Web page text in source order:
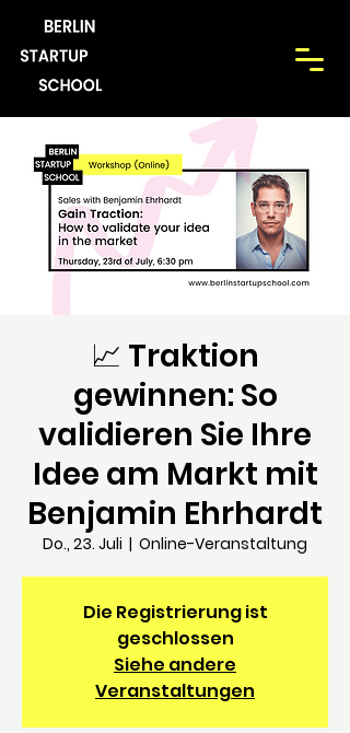
📈 Traktion
gewinnen: So
validieren Sie Ihre
Idee am Markt mit
Benjamin Ehrhardt
Do., 23. Juli
  |
Online-Veranstaltung
Die Registrierung ist
geschlossen
Siehe andere
Veranstaltungen